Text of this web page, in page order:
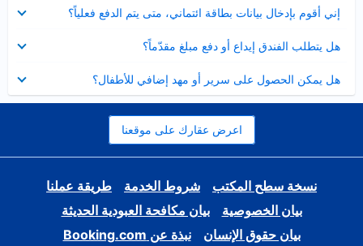
إني أقوم بإدخال بيانات بطاقة ائتماني، متى يتم الدفع فعلياً؟
مصغر
هل يتطلب الفندق إيداع أو دفع مبلغ مقدّماً؟
مصغر
هل يمكن الحصول على سرير أو مهد إضافي للأطفال؟
مصغر
اعرض عقارك على موقعنا
نسخة سطح المكتب شروط الخدمة
طريقة عملنا
بيان الخصوصية
بيان مكافحة العبودية الحديثة
بيان حقوق الإنسان
نبذة عن Booking.com